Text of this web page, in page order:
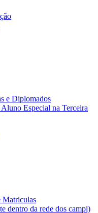
e Diplomados
Especial na Terceira
Matriculas
dentro da rede dos campi)